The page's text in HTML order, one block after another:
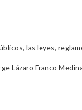
las leyes,
Lázaro Franco Medina